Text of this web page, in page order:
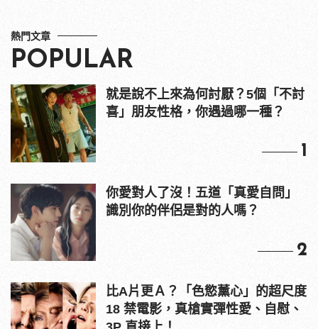
熱門文章
POPULAR
就是說不上來為何討厭？5個「不討
喜」朋友性格，你遇過哪一種？
1
你愛對人了沒！五道「真愛自問」
識別你的伴侶是對的人嗎？
2
比A片更Ａ？「色慾薰心」的超尺度
18 禁電影，真槍實彈性愛、自慰、